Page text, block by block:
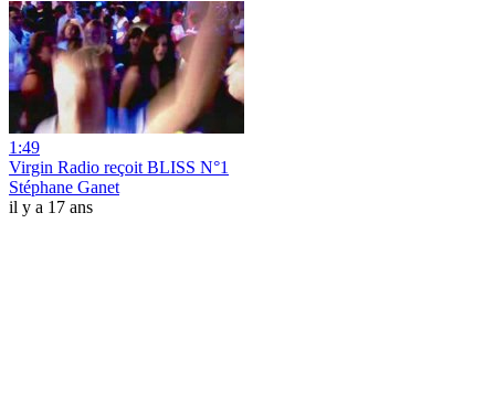
1:49
Virgin Radio reçoit BLISS N°1
Stéphane Ganet
il y a 17 ans